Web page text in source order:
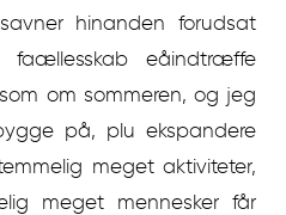
hinanden forudsat
eåindtræffe
om sommeren, og jeg
på, plu ekspandere
meget aktiviteter,
meget mennesker får